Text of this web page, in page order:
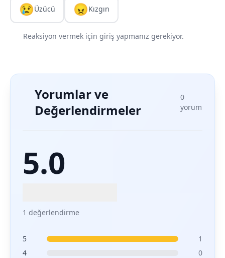
😢Üzücü 😠Kızgın
Reaksiyon vermek için giriş yapmanız gerekiyor.
Yorumlar ve
Değerlendirmeler
0
yorum
5.0
1 değerlendirme
5
1
4
0